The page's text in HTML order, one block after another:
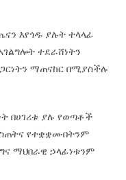
እየጎዱ ያሉት ተላላፊ
ተደራሸነትን
ማጠናከር በሚያስችሉ
በሀገሪቱ ያሉ የወጣቶች
የተቋቋሙበትንም
ማህበራዊ ኃላፊነቱንም